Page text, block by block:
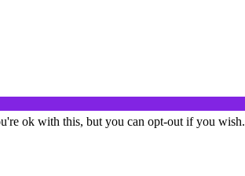
ok with this, but you can opt-out if you wish.